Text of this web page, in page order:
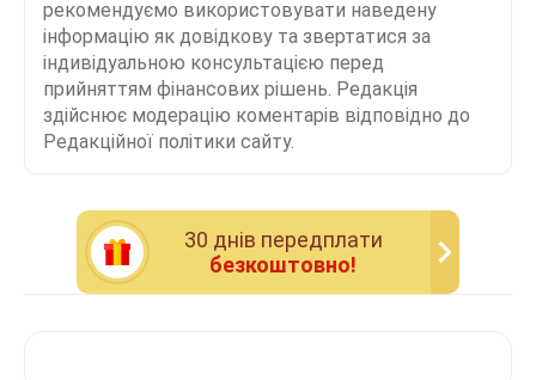
рекомендуємо використовувати наведену
інформацію як довідкову та звертатися за
індивідуальною консультацією перед
прийняттям фінансових рішень. Редакція
здійснює модерацію коментарів відповідно до
Редакційної політики сайту.
30 днiв передплати
безкоштовно!